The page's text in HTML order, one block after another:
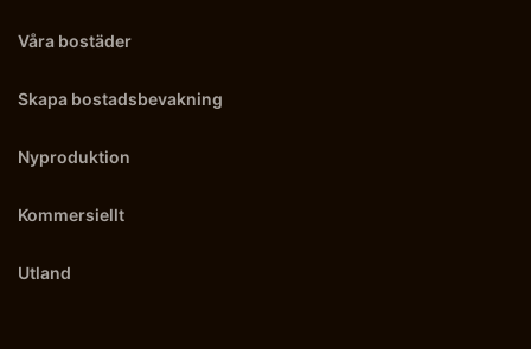
Våra bostäder
Skapa bostadsbevakning
Nyproduktion
Kommersiellt
Utland